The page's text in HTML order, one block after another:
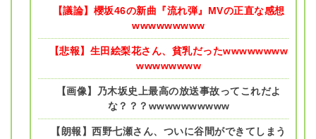
【議論】櫻坂46の新曲『流れ弾』MVの正直な感想
wwwwwwwww
【悲報】生田絵梨花さん、貧乳だったwwwwwwww
wwwwwwww
【画像】乃木坂史上最高の放送事故ってこれだよ
な？？？wwwwwwwwww
【朗報】西野七瀬さん、ついに谷間ができてしまう